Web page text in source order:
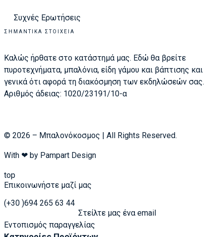
Συχνές Ερωτήσεις
ΣΗΜΑΝΤΙΚΆ ΣΤΟΙΧΕΊΑ
Καλώς ήρθατε στο κατάστημά μας. Εδώ θα βρείτε
πυροτεχνήματα, μπαλόνια, είδη γάμου και βάπτισης και
γενικά ότι αφορά τη διακόσμηση των εκδηλώσεών σας.
Αριθμός άδειας: 1020/23191/10-α
© 2026 – Μπαλονόκοσμος | All Rights Reserved.
With ❤ by Pampart Design
top
Επικοινωνήστε μαζί μας
(+30 )694 265 63 44
Στείλτε μας ένα email
Εντοπισμός παραγγελίας